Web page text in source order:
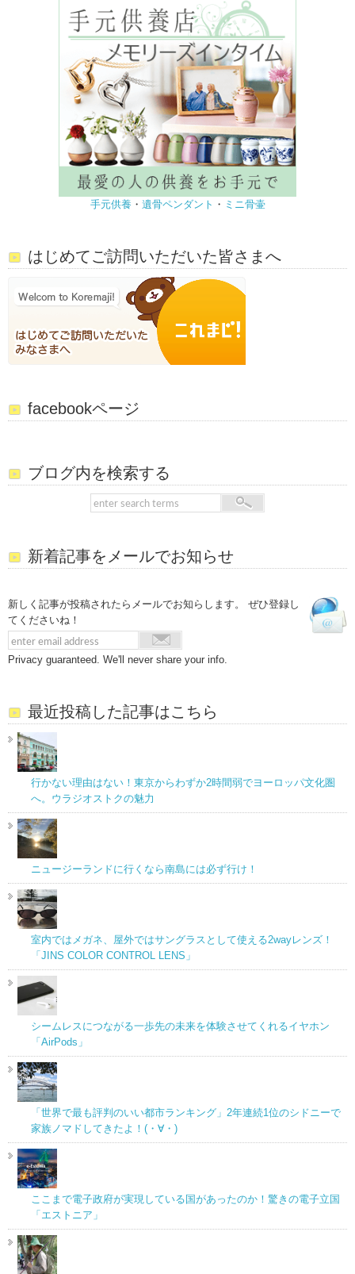
手元供養 ・ 遺骨ペンダント ・ ミニ骨壷
はじめてご訪問いただいた皆さまへ
facebookページ
ブログ内を検索する
新着記事をメールでお知らせ
新しく記事が投稿されたらメールでお知らします。 ぜひ登録し
てくださいね！
Privacy guaranteed. We'll never share your info.
最近投稿した記事はこちら
行かない理由はない！東京からわずか2時間弱でヨーロッパ文化圏
へ。ウラジオストクの魅力
ニュージーランドに行くなら南島には必ず行け！
室内ではメガネ、屋外ではサングラスとして使える2wayレンズ！
「JINS COLOR CONTROL LENS」
シームレスにつながる一歩先の未来を体験させてくれるイヤホン
「AirPods」
「世界で最も評判のいい都市ランキング」2年連続1位のシドニーで
家族ノマドしてきたよ！(・∀・)
ここまで電子政府が実現している国があったのか！驚きの電子立国
「エストニア」